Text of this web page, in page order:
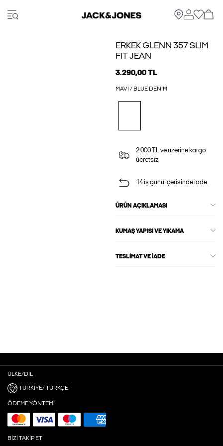
ERKEK GLENN 357 SLIM
FIT JEAN
3.290,00 TL
MAVI / BLUE DENIM
2.000 TL ve üzerine kargo
ücretsiz.
14 iş günü içerisinde iade.
ÜRÜN AÇIKLAMASI
KUMAŞ YAPISI VE YIKAMA
TESLIMAT VE İADE
ÜLKE/DIL
TÜRKIYE/ TÜRKÇE
ÖDEME YÖNTEMI
BIZI TAKIP ET